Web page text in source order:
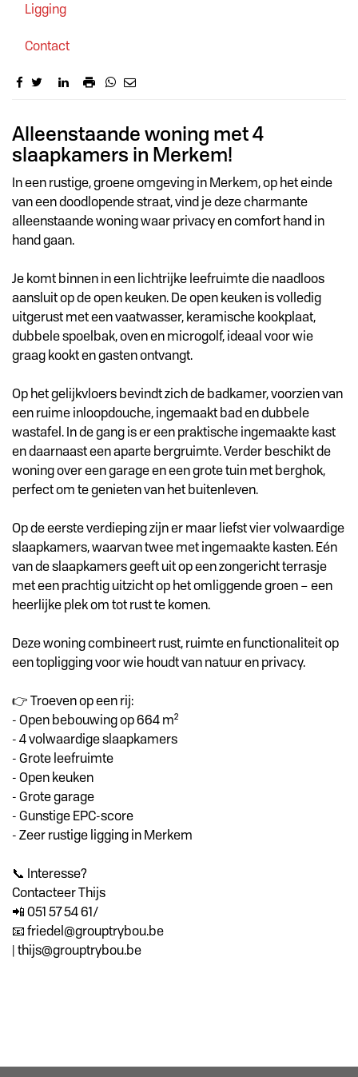
Ligging
Contact
Omschrijving
Alleenstaande woning met 4
slaapkamers in Merkem!
In een rustige, groene omgeving in Merkem, op het einde
van een doodlopende straat, vind je deze charmante
alleenstaande woning waar privacy en comfort hand in
hand gaan.
Je komt binnen in een lichtrijke leefruimte die naadloos
aansluit op de open keuken. De open keuken is volledig
uitgerust met een vaatwasser, keramische kookplaat,
dubbele spoelbak, oven en microgolf, ideaal voor wie
graag kookt en gasten ontvangt.
Op het gelijkvloers bevindt zich de badkamer, voorzien van
een ruime inloopdouche, ingemaakt bad en dubbele
wastafel. In de gang is er een praktische ingemaakte kast
en daarnaast een aparte bergruimte. Verder beschikt de
woning over een garage en een grote tuin met berghok,
perfect om te genieten van het buitenleven.
Op de eerste verdieping zijn er maar liefst vier volwaardige
slaapkamers, waarvan twee met ingemaakte kasten. Eén
van de slaapkamers geeft uit op een zongericht terrasje
met een prachtig uitzicht op het omliggende groen – een
heerlijke plek om tot rust te komen.
Deze woning combineert rust, ruimte en functionaliteit op
een topligging voor wie houdt van natuur en privacy.
👉 Troeven op een rij:
- Open bebouwing op 664 m²
- 4 volwaardige slaapkamers
- Grote leefruimte
- Open keuken
- Grote garage
- Gunstige EPC-score
- Zeer rustige ligging in Merkem
📞 Interesse?
Contacteer Thijs
📲 051 57 54 61/
📧 friedel@grouptrybou.be
| thijs@grouptrybou.be